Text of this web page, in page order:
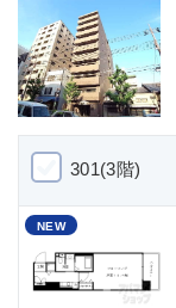
301(3階)
NEW